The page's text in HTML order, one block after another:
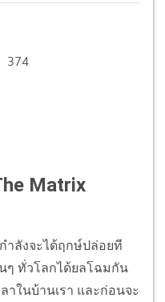
374
Matrix
กำลังจะได้ฤกษ์ปล่อยที
ๆ ทั่วโลกได้ยลโฉมกัน
าในบ้านเรา และก่อนจะ